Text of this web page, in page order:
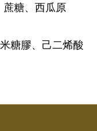
蔗糖、西瓜原
膠、己二烯酸